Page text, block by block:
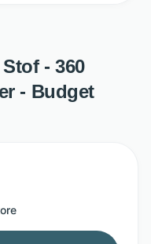
- 360
- Budget